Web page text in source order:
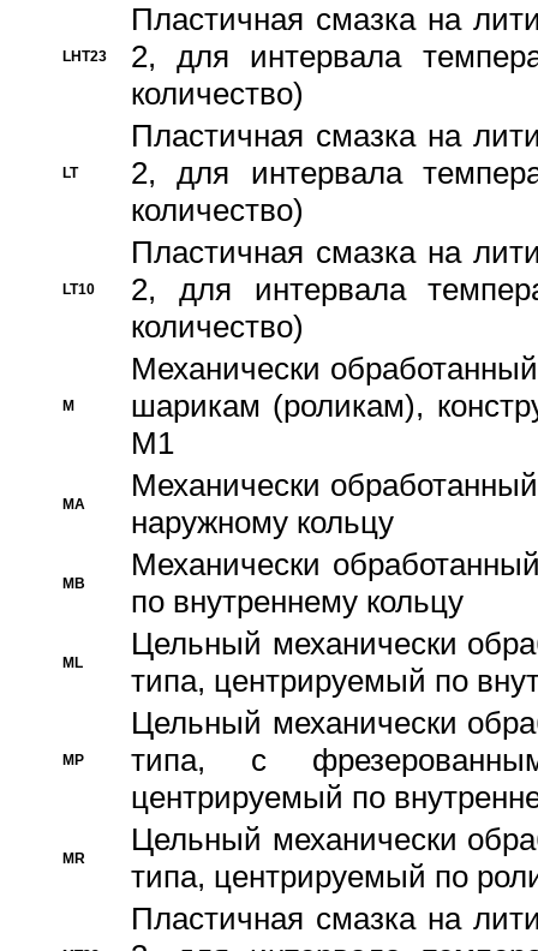
LHT23
Пластичная смазка на
2, для интервала
количество)
LT
Пластичная смазка на
2, для интервала
количество)
LT10
Пластичная смазка на
2, для интервала
количество)
M
Механически
шарикам (роликам),
M1
MA
Механически
наружному кольцу
MB
Механически
по внутреннему кольцу
ML
Цельный механически
типа, центрируемый по
MP
Цельный механически
типа, с
центрируемый по
MR
Цельный механически
типа, центрируемый по
Пластичная смазка на